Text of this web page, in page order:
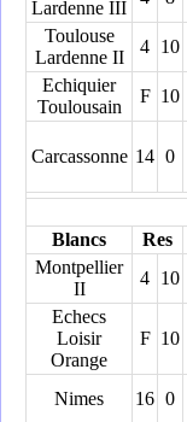
Lardenne III
Toulouse
Lardenne II
4 10
Echiquier
Toulousain
F 10
Carcassonne 14 0
Blancs
Res
Montpellier
II
4 10
Echecs
Loisir
Orange
F 10
Nimes 16 0